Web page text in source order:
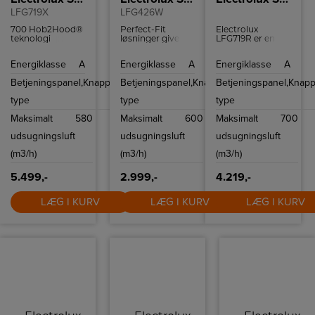
LFG719X
700 Hob2Hood®
teknologi
automatisk
emhættens
Energiklasse
A
Betjeningspanel,
type
Knapper
Maksimalt
udsugningsluft
(m3/h)
580
5.499,-
LÆG I KURV
LFG426W
Perfect-Fit
løsninger giver
nuværende
% færre
med værktøjsfrie
hurtig og præcis
Best-in-Class
montering af din
nye emhætte.
Energiklasse
A
Betjeningspanel,
type
Knapper
Maksimalt
udsugningsluft
(m3/h)
600
2.999,-
LÆG I KURV
Electrolux
LFG719R er en
sort med
kraftig
drift og klare
vedligeholdelse
med vaskbare
filtre og fleksibel
aftræk/recirkulation.
Energiklasse
A
Betjeningspanel,
type
Maksimalt
udsugningsluft
(m3/h)
700
4.219,-
LÆG I KURV